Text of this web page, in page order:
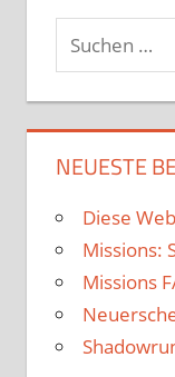
Suchen
nach:
NEUESTE
Diese
Missions:
Missions